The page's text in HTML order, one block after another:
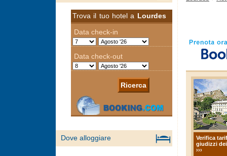
Verifica
giudizzi
›››
Trova il tuo hotel a Lourdes
Dove alloggiare